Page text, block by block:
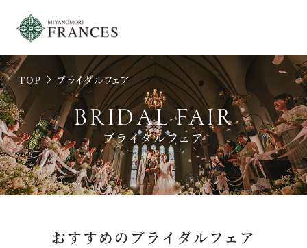
トップ
チャペル
TOP ブライダルフェア
ブライダルフェア
BRIDAL FAIR
おすすめのブライダルフェア